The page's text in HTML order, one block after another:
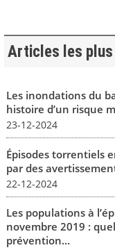
Articles les
Les inondations du
histoire d’un risque
23-12-2024
Épisodes torrentiels
par des
22-12-2024
Les populations à
novembre 2019 :
prévention...